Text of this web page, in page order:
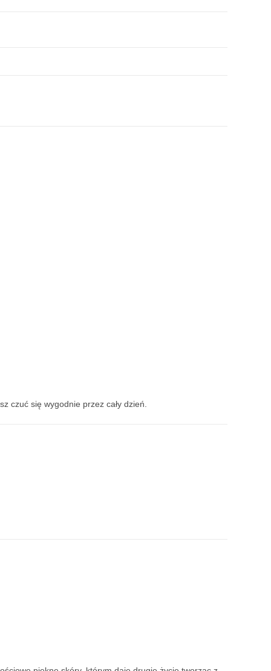
czuć się wygodnie przez cały dzień.